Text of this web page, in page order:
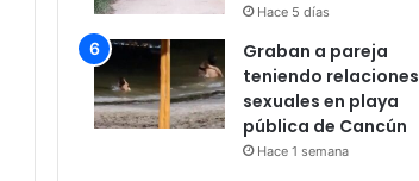
Hace 5 días
Graban a pareja
teniendo relaciones
sexuales en playa
pública de Cancún
Hace 1 semana